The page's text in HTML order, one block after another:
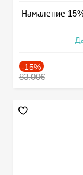
Намаление
-15%
83.00€